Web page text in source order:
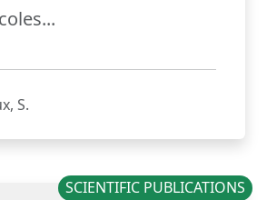
S.
SCIENTIFIC PUBLICATIONS